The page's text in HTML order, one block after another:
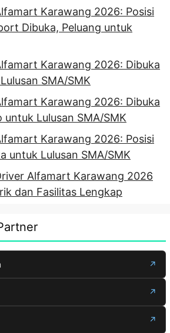
Karawang 2026: Posisi
Dibuka, Peluang untuk
Karawang 2026: Dibuka
SMA/SMK
Karawang 2026: Dibuka
untuk Lulusan SMA/SMK
Karawang 2026: Posisi
untuk Lulusan SMA/SMK
Alfamart Karawang 2026
dan Fasilitas Lengkap
↗
↗
↗